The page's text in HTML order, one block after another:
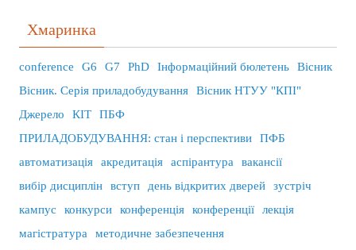
Хмаринка
conference G6 G7 PhD Інформаційний бюлетень
Вісник
Вісник. Серія приладобудування
Вісник НТУУ "КПІ"
Джерело
КІТ
ПБФ
ПРИЛАДОБУДУВАННЯ: стан і перспективи
ПФБ
автоматизація
акредитація аспірантура
вакансії
вибір дисциплін
вступ день відкритих дверей
зустріч
кампус
конкурси конференція конференції
лекція
магістратура
методичне забезпечення